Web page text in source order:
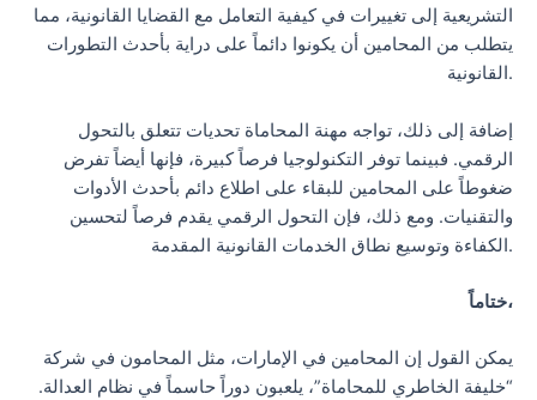
التشريعية إلى تغييرات في كيفية التعامل مع القضايا القانونية، مما
يتطلب من المحامين أن يكونوا دائماً على دراية بأحدث التطورات
القانونية.
إضافة إلى ذلك، تواجه مهنة المحاماة تحديات تتعلق بالتحول
الرقمي. فبينما توفر التكنولوجيا فرصاً كبيرة، فإنها أيضاً تفرض
ضغوطاً على المحامين للبقاء على اطلاع دائم بأحدث الأدوات
والتقنيات. ومع ذلك، فإن التحول الرقمي يقدم فرصاً لتحسين
الكفاءة وتوسيع نطاق الخدمات القانونية المقدمة.
ختاماً،
يمكن القول إن المحامين في الإمارات، مثل المحامون في شركة
“خليفة الخاطري للمحاماة”، يلعبون دوراً حاسماً في نظام العدالة.